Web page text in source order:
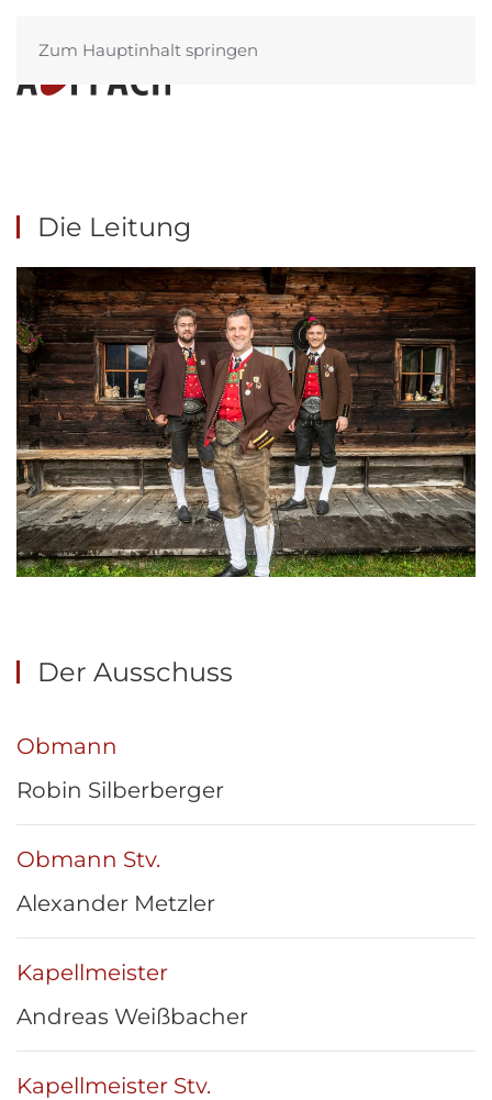
Zum Hauptinhalt springen
Die Leitung
Der Ausschuss
Obmann
Robin Silberberger
Obmann Stv.
Alexander Metzler
Kapellmeister
Andreas Weißbacher
Kapellmeister Stv.